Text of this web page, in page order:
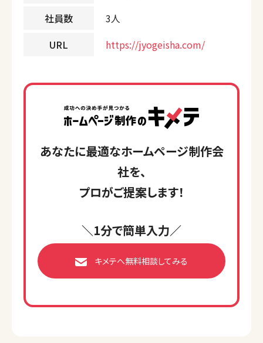
社員数
3人
URL
https://jyogeisha.com/
あなたに最適なホームページ制作会
社を、
プロがご提案します！
＼1分で簡単入力／
キメテへ無料相談してみる